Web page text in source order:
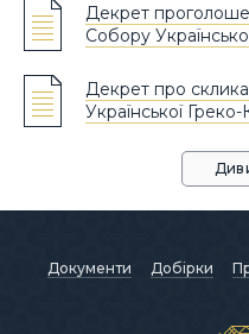
Декрет
Собору
Декрет про
Української
Документи Добірки